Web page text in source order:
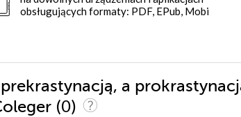
obsługujących formaty: PDF, EPub, Mobi
a
(0)